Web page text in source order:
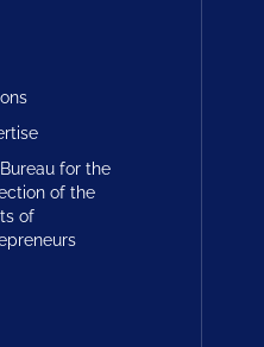
for the
of the
of